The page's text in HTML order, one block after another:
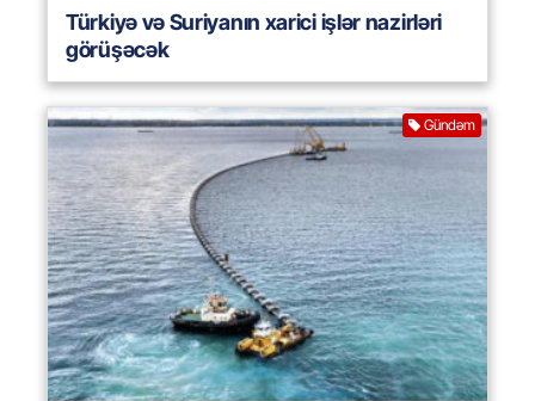
Türkiyə və Suriyanın xarici işlər nazirləri
görüşəcək
Gündəm